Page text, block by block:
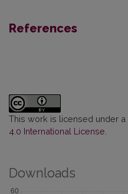
References
This work is licensed under a
4.0 International License
Downloads